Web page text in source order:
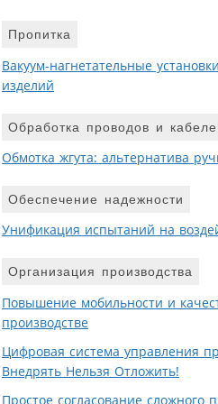
Пропитка
Вакуум-нагнетательные
изделий
Обработка проводов и
Обмотка жгута: альтернатива
Обеспечение надежности
Унификация испытаний на
Организация производства
Повышение мобильности и
производстве
Цифровая система управления
Внедрять Нельзя Отложить!
Простое согласование сложного